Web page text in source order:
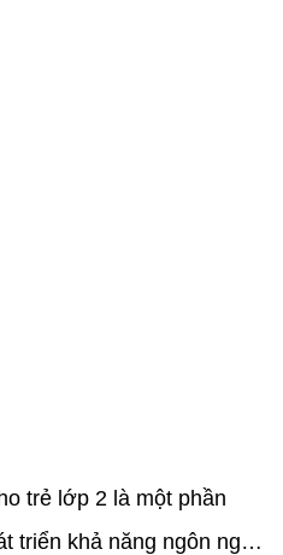
trẻ lớp 2 là một phần
triển khả năng ngôn ngữ